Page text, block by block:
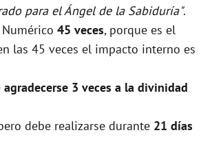
para el Ángel de la Sabiduría".
45 veces, porque es el
las 45 veces el impacto interno es
agradecerse 3 veces a la divinidad
debe realizarse durante 21 días